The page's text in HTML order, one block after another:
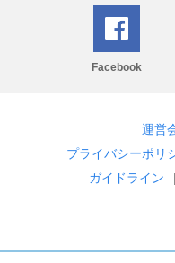
Facebook
運営
プライバシーポリ
ガイドライン
|